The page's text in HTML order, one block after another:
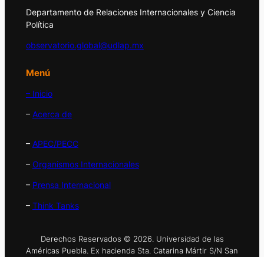
Departamento de Relaciones Internacionales y Ciencia
Política
observatorio.global@udlap.mx
Menú
– Inicio
– Acerca de
– APEC/PECC
– Organismos Internacionales
– Prensa Internacional
– Think Tanks
Derechos Reservados © 2026. Universidad de las
Américas Puebla. Ex hacienda Sta. Catarina Mártir S/N San